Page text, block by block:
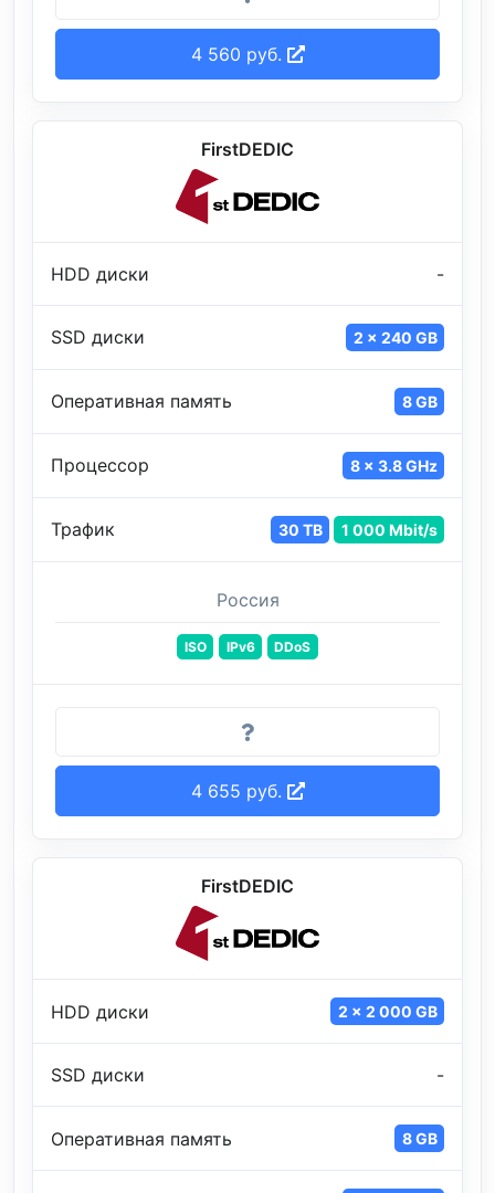
4 560 руб.
FirstDEDIC
HDD диски -
SSD диски 2 x 240 GB
Оперативная память 8 GB
Процессор 8 x 3.8 GHz
Трафик 30 TB 1 000 Mbit/s
Россия
ISO IPv6 DDoS
4 655 руб.
FirstDEDIC
HDD диски 2 x 2 000 GB
SSD диски -
Оперативная память 8 GB